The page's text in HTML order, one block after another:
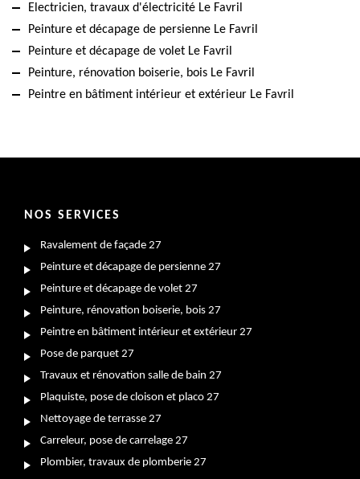
Electricien, travaux d'électricité Le Favril
Peinture et décapage de persienne Le Favril
Peinture et décapage de volet Le Favril
Peinture, rénovation boiserie, bois Le Favril
Peintre en bâtiment intérieur et extérieur Le Favril
NOS SERVICES
Ravalement de façade 27
Peinture et décapage de persienne 27
Peinture et décapage de volet 27
Peinture, rénovation boiserie, bois 27
Peintre en bâtiment intérieur et extérieur 27
Pose de parquet 27
Travaux et rénovation salle de bain 27
Plaquiste, pose de cloison et placo 27
Nettoyage de terrasse 27
Carreleur, pose de carrelage 27
Plombier, travaux de plomberie 27